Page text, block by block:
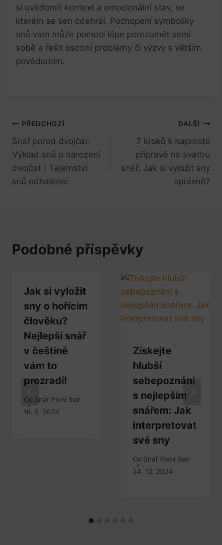
si uvědomit kontext a emocionální stav, ve
kterém se sen odehrál. Pochopení symboliky
snů vám může pomoci lépe porozumět sami
sobě a řešit osobní problémy či výzvy s větším
povědomím.
Navigace
pro
příspěvek
PŘEDCHOZÍ
Snář porod dvojčat:
Výklad snů o narození
dvojčat | Tajemství
snů odhaleno!
DALŠÍ
7 kroků k naprosté
přípravě na svatbu
snář: Jak si vyložit sny
správně?
Podobné příspěvky
Jak si vyložit
sny o hořícím
člověku?
Nejlepší snář
v češtině
vám to
prozradí!
Od Snář Pivní Sen
16. 5. 2024
Získejte
hlubší
sebepoznání
s nejlepším
snářem: Jak
interpretovat
své sny
Od Snář Pivní Sen
24. 12. 2024